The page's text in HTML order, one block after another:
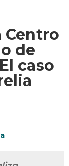
Centro
de
caso